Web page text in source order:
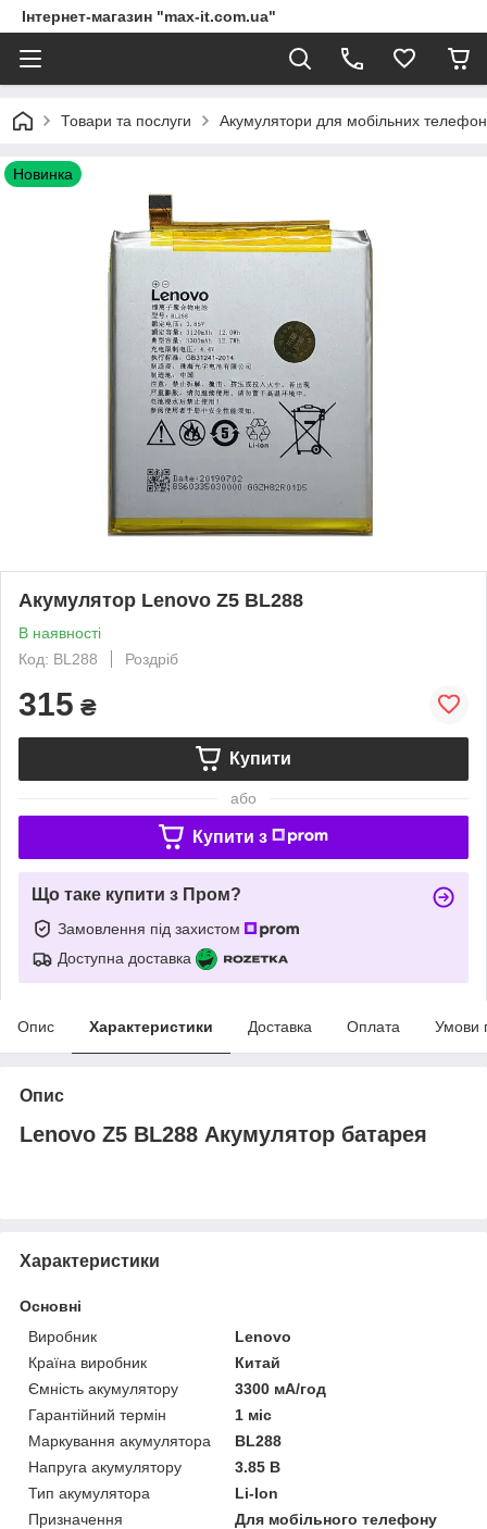
Інтернет-магазин "max-it.com.ua"
Товари та послуги Акумулятори для мобільних
Новинка
Акумулятор Lenovo Z5 BL288
В наявності
Код: BL288
Роздріб
315 ₴
Купити
або
Купити з
Що таке купити з Пром?
Замовлення під захистом
Доступна доставка
Опис Характеристики Доставка Оплата Умови
Опис
Lenovo Z5 BL288 Акумулятор батарея
Характеристики
Основні
Виробник
Lenovo
Країна виробник
Китай
Ємність акумулятору
3300 мА/год
Гарантійний термін
1 міс
Маркування акумулятора
BL288
Напруга акумулятору
3.85 В
Тип акумулятора
Li-Ion
Призначення
Для мобільного телефону